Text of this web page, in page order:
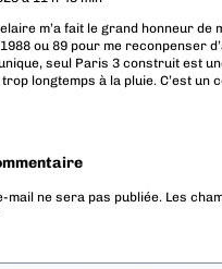
m’a fait le grand honneur de
ou 89 pour me reconpenser
seul Paris 3 construit est
longtemps à la pluie. C’est un
mail ne sera pas publiée. Les